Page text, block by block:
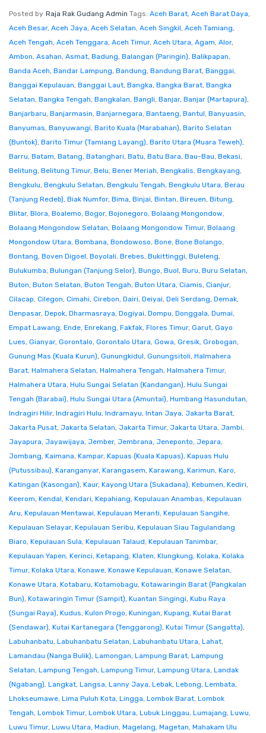
Posted by Raja Rak Gudang Admin Tags: Aceh Barat, Aceh Barat Daya,
Aceh Besar, Aceh Jaya, Aceh Selatan, Aceh Singkil, Aceh Tamiang,
Aceh Tengah, Aceh Tenggara, Aceh Timur, Aceh Utara, Agam, Alor,
Ambon, Asahan, Asmat, Badung, Balangan (Paringin), Balikpapan,
Banda Aceh, Bandar Lampung, Bandung, Bandung Barat, Banggai,
Banggai Kepulauan, Banggai Laut, Bangka, Bangka Barat, Bangka
Selatan, Bangka Tengah, Bangkalan, Bangli, Banjar, Banjar (Martapura),
Banjarbaru, Banjarmasin, Banjarnegara, Bantaeng, Bantul, Banyuasin,
Banyumas, Banyuwangi, Barito Kuala (Marabahan), Barito Selatan
(Buntok), Barito Timur (Tamiang Layang), Barito Utara (Muara Teweh),
Barru, Batam, Batang, Batanghari, Batu, Batu Bara, Bau-Bau, Bekasi,
Belitung, Belitung Timur, Belu, Bener Meriah, Bengkalis, Bengkayang,
Bengkulu, Bengkulu Selatan, Bengkulu Tengah, Bengkulu Utara, Berau
(Tanjung Redeb), Biak Numfor, Bima, Binjai, Bintan, Bireuen, Bitung,
Blitar, Blora, Boalemo, Bogor, Bojonegoro, Bolaang Mongondow,
Bolaang Mongondow Selatan, Bolaang Mongondow Timur, Bolaang
Mongondow Utara, Bombana, Bondowoso, Bone, Bone Bolango,
Bontang, Boven Digoel, Boyolali, Brebes, Bukittinggi, Buleleng,
Bulukumba, Bulungan (Tanjung Selor), Bungo, Buol, Buru, Buru Selatan,
Buton, Buton Selatan, Buton Tengah, Buton Utara, Ciamis, Cianjur,
Cilacap, Cilegon, Cimahi, Cirebon, Dairi, Deiyai, Deli Serdang, Demak,
Denpasar, Depok, Dharmasraya, Dogiyai, Dompu, Donggala, Dumai,
Empat Lawang, Ende, Enrekang, Fakfak, Flores Timur, Garut, Gayo
Lues, Gianyar, Gorontalo, Gorontalo Utara, Gowa, Gresik, Grobogan,
Gunung Mas (Kuala Kurun), Gunungkidul, Gunungsitoli, Halmahera
Barat, Halmahera Selatan, Halmahera Tengah, Halmahera Timur,
Halmahera Utara, Hulu Sungai Selatan (Kandangan), Hulu Sungai
Tengah (Barabai), Hulu Sungai Utara (Amuntai), Humbang Hasundutan,
Indragiri Hilir, Indragiri Hulu, Indramayu, Intan Jaya, Jakarta Barat,
Jakarta Pusat, Jakarta Selatan, Jakarta Timur, Jakarta Utara, Jambi,
Jayapura, Jayawijaya, Jember, Jembrana, Jeneponto, Jepara,
Jombang, Kaimana, Kampar, Kapuas (Kuala Kapuas), Kapuas Hulu
(Putussibau), Karanganyar, Karangasem, Karawang, Karimun, Karo,
Katingan (Kasongan), Kaur, Kayong Utara (Sukadana), Kebumen, Kediri,
Keerom, Kendal, Kendari, Kepahiang, Kepulauan Anambas, Kepulauan
Aru, Kepulauan Mentawai, Kepulauan Meranti, Kepulauan Sangihe,
Kepulauan Selayar, Kepulauan Seribu, Kepulauan Siau Tagulandang
Biaro, Kepulauan Sula, Kepulauan Talaud, Kepulauan Tanimbar,
Kepulauan Yapen, Kerinci, Ketapang, Klaten, Klungkung, Kolaka, Kolaka
Timur, Kolaka Utara, Konawe, Konawe Kepulauan, Konawe Selatan,
Konawe Utara, Kotabaru, Kotamobagu, Kotawaringin Barat (Pangkalan
Bun), Kotawaringin Timur (Sampit), Kuantan Singingi, Kubu Raya
(Sungai Raya), Kudus, Kulon Progo, Kuningan, Kupang, Kutai Barat
(Sendawar), Kutai Kartanegara (Tenggarong), Kutai Timur (Sangatta),
Labuhanbatu, Labuhanbatu Selatan, Labuhanbatu Utara, Lahat,
Lamandau (Nanga Bulik), Lamongan, Lampung Barat, Lampung
Selatan, Lampung Tengah, Lampung Timur, Lampung Utara, Landak
(Ngabang), Langkat, Langsa, Lanny Jaya, Lebak, Lebong, Lembata,
Lhokseumawe, Lima Puluh Kota, Lingga, Lombok Barat, Lombok
Tengah, Lombok Timur, Lombok Utara, Lubuk Linggau, Lumajang, Luwu,
Luwu Timur, Luwu Utara, Madiun, Magelang, Magetan, Mahakam Ulu